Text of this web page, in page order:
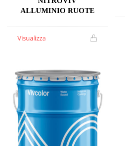
ALLUMINIO RUOTE
Visualizza